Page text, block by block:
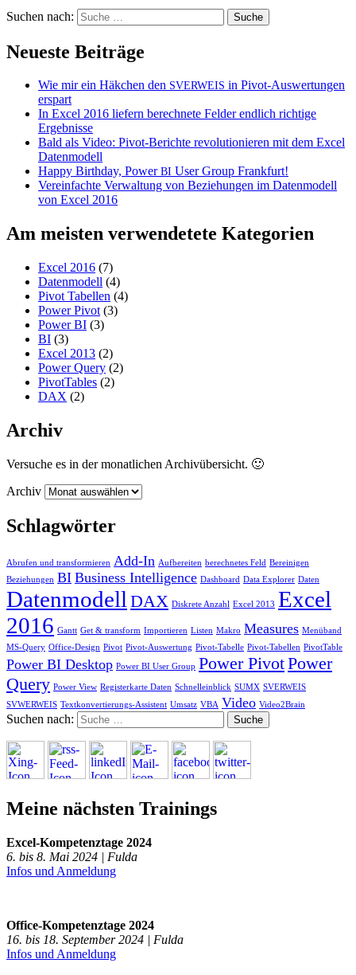
Suchen nach:
Neueste Beiträge
Wie mir ein Häkchen den SVERWEIS in Pivot-Auswertungen
erspart
In Excel 2016 liefern berechnete Felder endlich richtige
Ergebnisse
Bald als Video: Pivot-Berichte revolutionieren mit dem Excel
Datenmodell
Happy Birthday, PowerBI User Group Frankfurt!
Vereinfachte Verwaltung von Beziehungen im Datenmodell
von Excel 2016
Am meisten verwendetete Kategorien
Excel 2016 (7)
Datenmodell (4)
Pivot Tabellen (4)
Power Pivot (3)
Power BI (3)
BI (3)
Excel 2013 (2)
Power Query (2)
PivotTables (2)
DAX (2)
Archiv
Versuche es in der monatlichen Archivübersicht. 🙂
Archiv
Schlagwörter
Abrufen und transformieren Add-In Aufbereiten berechnetes Feld Bereinigen
Beziehungen BI Business Intelligence Dashboard Data Explorer Daten
Datenmodell DAX Diskrete Anzahl Excel 2013 Excel
2016 Gantt Get & transform Importieren Listen Makro Measures Menüband
MS-Query Office-Design Pivot Pivot-Auswertung Pivot-Tabelle Pivot-Tabellen PivotTable
Power BI Desktop Power BI User Group Power PivotPower
Query Power View Registerkarte Daten Schnelleinblick SUMX SVERWEIS
SVWERWEIS Textkonvertierungs-Assistent Umsatz VBA Video Video2Brain
Suchen nach:
Meine nächsten Trainings
Excel-Kompetenztage 2024
6. bis 8. Mai 2024 | Fulda
Infos und Anmeldung
Office-Kompetenztage 2024
16. bis 18. September 2024 | Fulda
Infos und Anmeldung